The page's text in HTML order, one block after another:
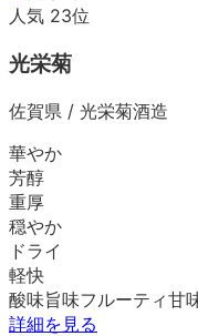
人気 23位
光栄菊
佐賀県 / 光栄菊酒造
華やか
芳醇
重厚
穏やか
ドライ
軽快
酸味旨味フルーティ甘
詳細を見る